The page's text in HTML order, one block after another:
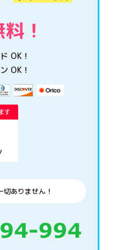
OK！
OK！
ありません！